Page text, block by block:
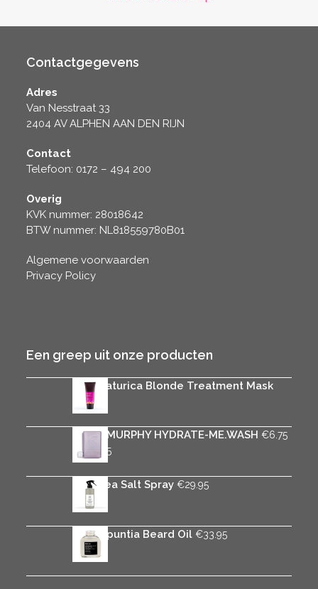
Contactgegevens
Adres
Van Nesstraat 33
2404 AV ALPHEN AAN DEN RIJN
Contact
Telefoon: 0172 – 494 200
Overig
KVK nummer: 28018642
BTW nummer: NL818559780B01
Algemene voorwaarden
Privacy Policy
Een greep uit onze producten
Rica Naturica Blonde Treatment Mask
29.95
KEVIN.MURPHY HYDRATE-ME.WASH €6.75
€ 30.75Prijsklasse:
tot
Rica Sea Salt Spray €29.95
Rica Opuntia Beard Oil €33.95